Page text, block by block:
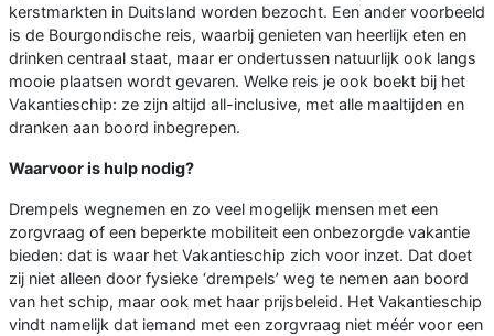
kerstmarkten in Duitsland worden bezocht. Een ander voorbeeld
is de Bourgondische reis, waarbij genieten van heerlijk eten en
drinken centraal staat, maar er ondertussen natuurlijk ook langs
mooie plaatsen wordt gevaren. Welke reis je ook boekt bij het
Vakantieschip: ze zijn altijd all-inclusive, met alle maaltijden en
dranken aan boord inbegrepen.
Waarvoor is hulp nodig?
Drempels wegnemen en zo veel mogelijk mensen met een
zorgvraag of een beperkte mobiliteit een onbezorgde vakantie
bieden: dat is waar het Vakantieschip zich voor inzet. Dat doet
zij niet alleen door fysieke ‘drempels’ weg te nemen aan boord
van het schip, maar ook met haar prijsbeleid. Het Vakantieschip
vindt namelijk dat iemand met een zorgvraag niet méér voor een